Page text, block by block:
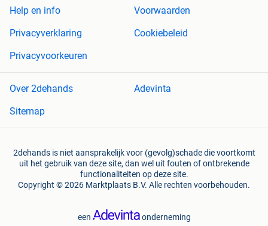
Help en info
Voorwaarden
Privacyverklaring
Cookiebeleid
Privacyvoorkeuren
Over 2dehands
Adevinta
Sitemap
2dehands is niet aansprakelijk voor (gevolg)schade die voortkomt
uit het gebruik van deze site, dan wel uit fouten of ontbrekende
functionaliteiten op deze site.
Copyright © 2026 Marktplaats B.V. Alle rechten voorbehouden.
een onderneming